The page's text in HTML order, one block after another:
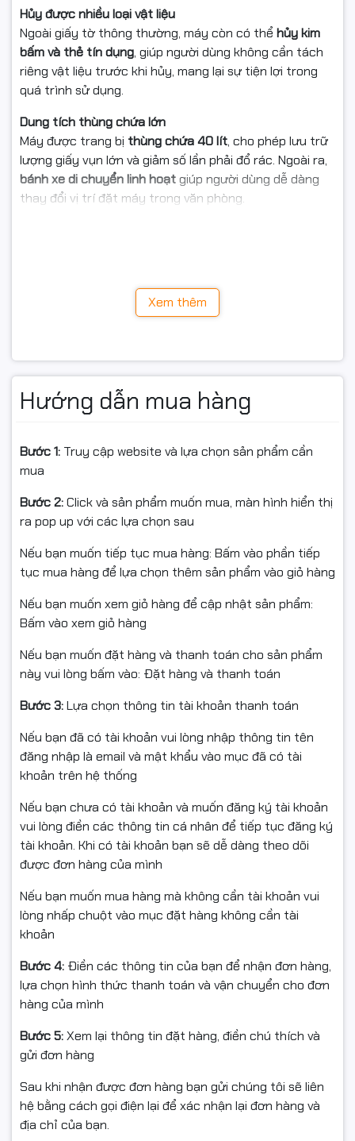
Hủy được nhiều loại vật liệu
Ngoài giấy tờ thông thường, máy còn có thể hủy kim
bấm và thẻ tín dụng, giúp người dùng không cần tách
riêng vật liệu trước khi hủy, mang lại sự tiện lợi trong
quá trình sử dụng.
Dung tích thùng chứa lớn
Máy được trang bị thùng chứa 40 lít, cho phép lưu trữ
lượng giấy vụn lớn và giảm số lần phải đổ rác. Ngoài ra,
bánh xe di chuyển linh hoạtgiúp người dùng dễ dàng
thay đổi vị trí đặt máy trong văn phòng.
cảnh báo thùng rác đầy
thống bảo vệ quá tải và quá nhiệt
Thiết kế hiện đại, vận hành êm ái
Máy có thiết kế chắc chắn với kích thước478 x 363 x
625 mm, trọng lượng 17,1 kg , phù hợp sử dụng trong môi
trường văn phòng. Độ ồn khoảng 65 dB, đảm bảo hoạt
không gian làm việc.
Khi mua tạiHancomputer.vn, bạn hoàn toàn yên tâm
✔️ Hàng chính hãng – đầy đủ tem & bảo hành Việt Nam
✔️ Hỗ trợ kỹ thuật trọn đời
✔️ Ship COD toàn quốc – nhận hàng kiểm tra mới thanh
🌐 Website:Hancomputer.vn
Xem thêm
Hướng dẫn mua hàng
Bước 1: Truy cập website và lựa chọn sản phẩm cần
mua
Bước 2:Click và sản phẩm muốn mua, màn hình hiển thị
ra pop up với các lựa chọn sau
Nếu bạn muốn tiếp tục mua hàng: Bấm vào phần tiếp
tục mua hàng để lựa chọn thêm sản phẩm vào giỏ hàng
Nếu bạn muốn xem giỏ hàng để cập nhật sản phẩm:
Bấm vào xem giỏ hàng
Nếu bạn muốn đặt hàng và thanh toán cho sản phẩm
này vui lòng bấm vào: Đặt hàng và thanh toán
Bước 3:Lựa chọn thông tin tài khoản thanh toán
Nếu bạn đã có tài khoản vui lòng nhập thông tin tên
đăng nhập là email và mật khẩu vào mục đã có tài
khoản trên hệ thống
Nếu bạn chưa có tài khoản và muốn đăng ký tài khoản
vui lòng điền các thông tin cá nhân để tiếp tục đăng ký
tài khoản. Khi có tài khoản bạn sẽ dễ dàng theo dõi
được đơn hàng của mình
Nếu bạn muốn mua hàng mà không cần tài khoản vui
lòng nhấp chuột vào mục đặt hàng không cần tài
khoản
Bước 4: Điền các thông tin của bạn để nhận đơn hàng,
lựa chọn hình thức thanh toán và vận chuyển cho đơn
hàng của mình
Bước 5:Xem lại thông tin đặt hàng, điền chú thích và
gửi đơn hàng
Sau khi nhận được đơn hàng bạn gửi chúng tôi sẽ liên
hệ bằng cách gọi điện lại để xác nhận lại đơn hàng và
địa chỉ của bạn.